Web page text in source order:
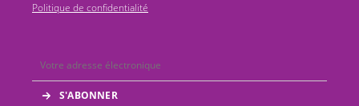
Politique de confidentialité